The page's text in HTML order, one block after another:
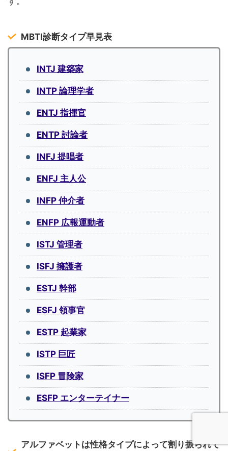
MBTI診断タイプ早見表
INTJ 建築家
INTP 論理学者
ENTJ 指揮官
ENTP 討論者
INFJ 提唱者
ENFJ 主人公
INFP 仲介者
ENFP 広報運動者
ISTJ 管理者
ISFJ 擁護者
ESTJ 幹部
ESFJ 領事官
ESTP 起業家
ISTP 巨匠
ISFP 冒険家
ESFP エンターテイナー
アルファベットは性格タイプによって割り振られて